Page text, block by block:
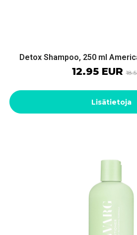
Detox Shampoo, 250 ml
12.95 EUR
Lisätietoja